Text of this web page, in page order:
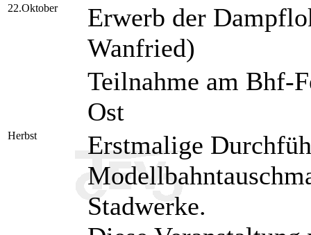
22.Oktober
Erwerb der
Wanfried)
Teilnahme am Bhf-
Ost
Herbst
Erstmalige
Stadwerke.